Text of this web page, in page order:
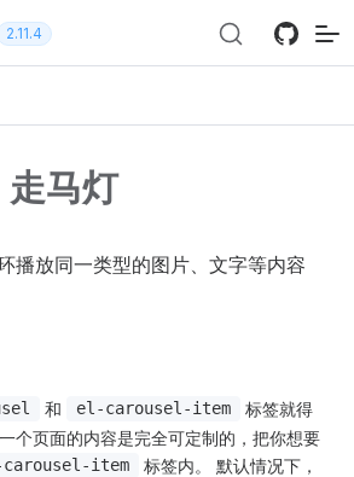
2.11.4
马灯
播放同一类型的图片、文字等内容
和 el-carousel-item
标签就得
个页面的内容是完全可定制的，把你想要
item
标签内。 默认情况下，